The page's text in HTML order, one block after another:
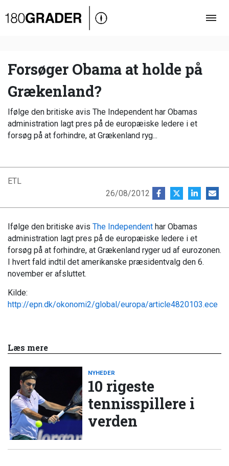
Oversigt
Debat
Video
Podcast
Forsøger Obama at holde på
Grækenland?
Ifølge den britiske avis The Independent har Obamas
administration lagt pres på de europæiske ledere i et
forsøg på at forhindre, at Grækenland ryg...
ETL
26/08/2012
Ifølge den britiske avis The Independent har Obamas
administration lagt pres på de europæiske ledere i et
forsøg på at forhindre, at Grækenland ryger ud af eurozonen.
I hvert fald indtil det amerikanske præsidentvalg den 6.
november er afsluttet.
Kilde:
http://epn.dk/okonomi2/global/europa/article4820103.ece
Læs mere
NYHEDER
10 rigeste
tennisspillere i
verden